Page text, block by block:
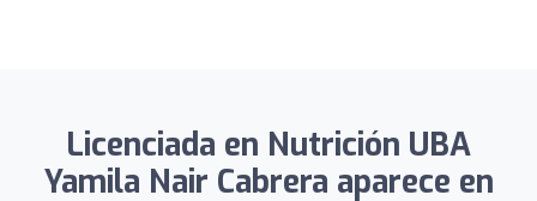
Licenciada en Nutrición UBA
Yamila Nair Cabrera aparece en